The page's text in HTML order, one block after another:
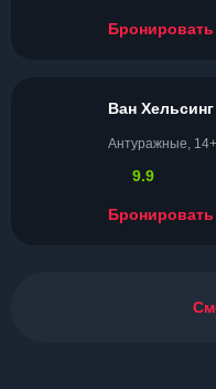
Ван Хельсинг
Антуражные, 14+
9.9